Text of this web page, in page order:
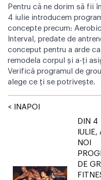
Pentru că ne dorim să fii
4 iulie introducem
concepte precum:
Interval, predate de
conceput pentru a arde
remodela corpul și a-ți
Verifică programul de
alege ce ți se potrivește.
< INAPOI
DIN 4
IULIE,
NOI
DE